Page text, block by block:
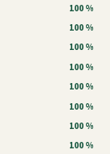
100 %
100 %
100 %
100 %
100 %
100 %
100 %
100 %